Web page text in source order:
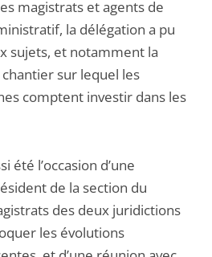
magistrats et agents de
la délégation a pu
sujets, et notamment la
sur lequel les
comptent investir dans les
été l’occasion d’une
de la section du
des deux juridictions
les évolutions